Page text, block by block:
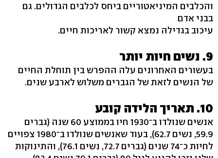
והכלבים המיניאטוריים ביחס לכלבים הגדולים. גם
בבני אדם
עיכוב בגדילה נמצא קשור לאריכות חיים.
9. נשים חיות יותר
בעשורים האחרונים עלה ההפרש בין תוחלת החיים
של הנשים לזאת של הגברים משלוש לארבע שנים.
10. תאריך הלידה קובע
אנשים שנולדו ב־1930 חיו בממוצע 60 שנה (גברים
59.9, נשים 62.7), בעוד שאנשים שנולדו ב־1980 צפויים
לחיות כ־74 שנים (גברים 72.7, נשים 76.1), והתינוקות